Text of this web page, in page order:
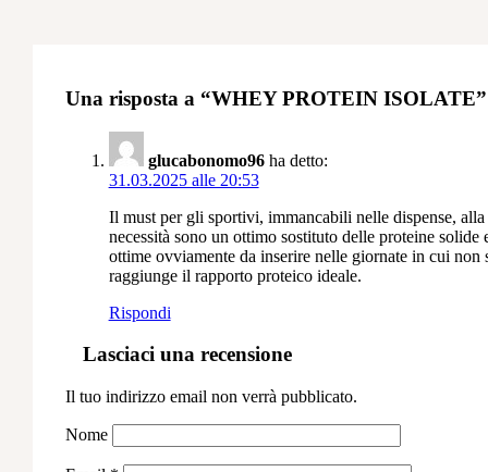
Una risposta a “WHEY PROTEIN ISOLATE”
glucabonomo96 ha detto:
31.03.2025 alle 20:53
Il must per gli sportivi, immancabili nelle dispense, alla
necessità sono un ottimo sostituto delle proteine solide
ottime ovviamente da inserire nelle giornate in cui non
raggiunge il rapporto proteico ideale.
Rispondi
Lasciaci una recensione
Il tuo indirizzo email non verrà pubblicato.
Nome